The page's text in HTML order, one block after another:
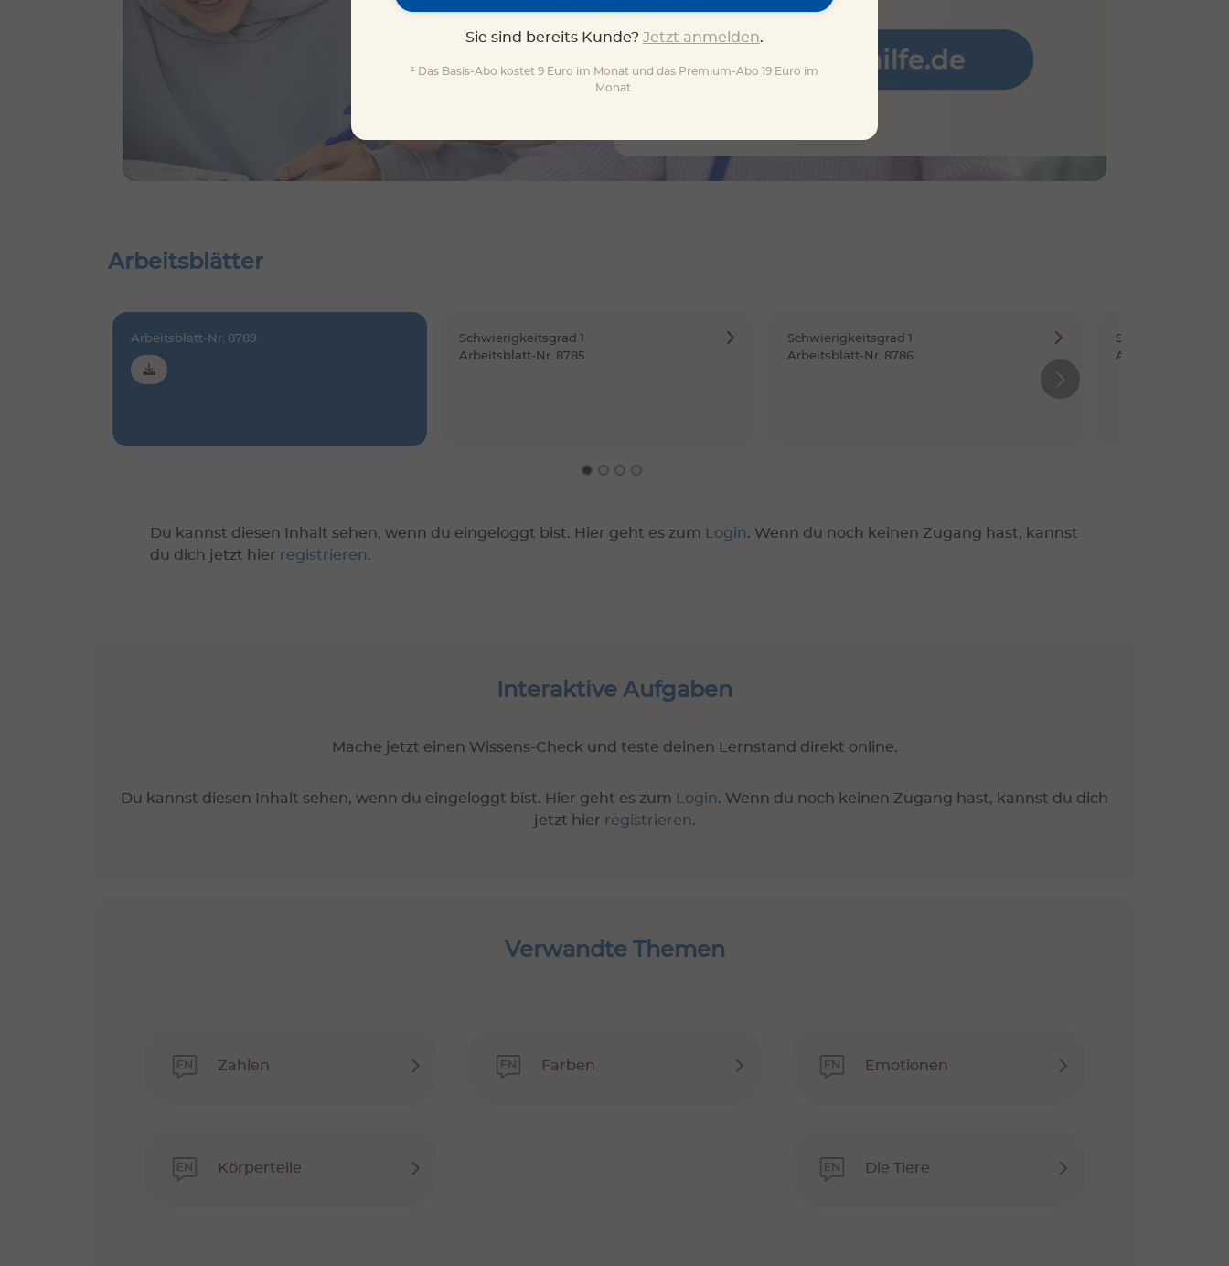
Arbeitsblätter
Arbeitsblatt-Nr. 8789
Schwierigkeitsgrad 1
Arbeitsblatt-Nr. 8785
Schwierigkeitsgrad 1
Arbeitsblatt-Nr. 8786
Arbeitsblatt-Nr.
Du kannst diesen Inhalt sehen, wenn du eingeloggt bist. Hier geht es zum Login. Wenn du noch keinen Zugang hast, kannst
du dich jetzt hier registrieren.
Sie sind bereits Kunde? Jetzt anmelden.
¹ Das Basis-Abo kostet 9 Euro im Monat und das Premium-Abo 19 Euro im
Monat.
Interaktive Aufgaben
Mache jetzt einen Wissens-Check und teste deinen Lernstand direkt online.
Du kannst diesen Inhalt sehen, wenn du eingeloggt bist. Hier geht es zum Login. Wenn du noch keinen Zugang hast, kannst du dich
jetzt hier registrieren.
Verwandte Themen
Zahlen Farben Emotionen
Körperteile Die Tiere